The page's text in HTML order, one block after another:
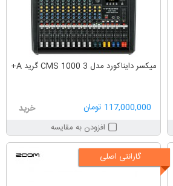
میکسر دایناکورد مدل CMS 1000 3 گرید A+
117,000,000 تومان خرید
افزودن به مقایسه
گارانتی اصلی